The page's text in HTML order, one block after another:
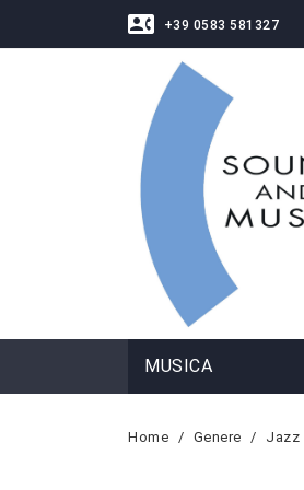
contact_phone +39 0583 581327
MUSICA
Home Genere Jazz